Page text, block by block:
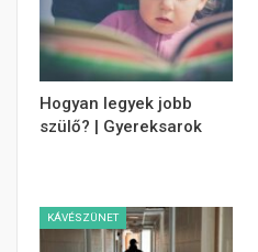
Hogyan legyek jobb
szülő? | Gyereksarok
KÁVÉSZÜNET